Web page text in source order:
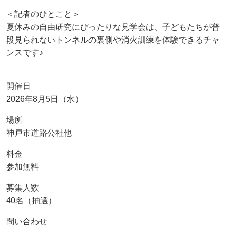
＜記者のひとこと＞
夏休みの自由研究にぴったりな見学会は、子どもたちが普
段見られないトンネルの裏側や消火訓練を体験できるチャ
ンスです♪
開催日
2026年8月5日（水）
場所
神戸市道路公社他
料金
参加無料
募集人数
40名（抽選）
問い合わせ